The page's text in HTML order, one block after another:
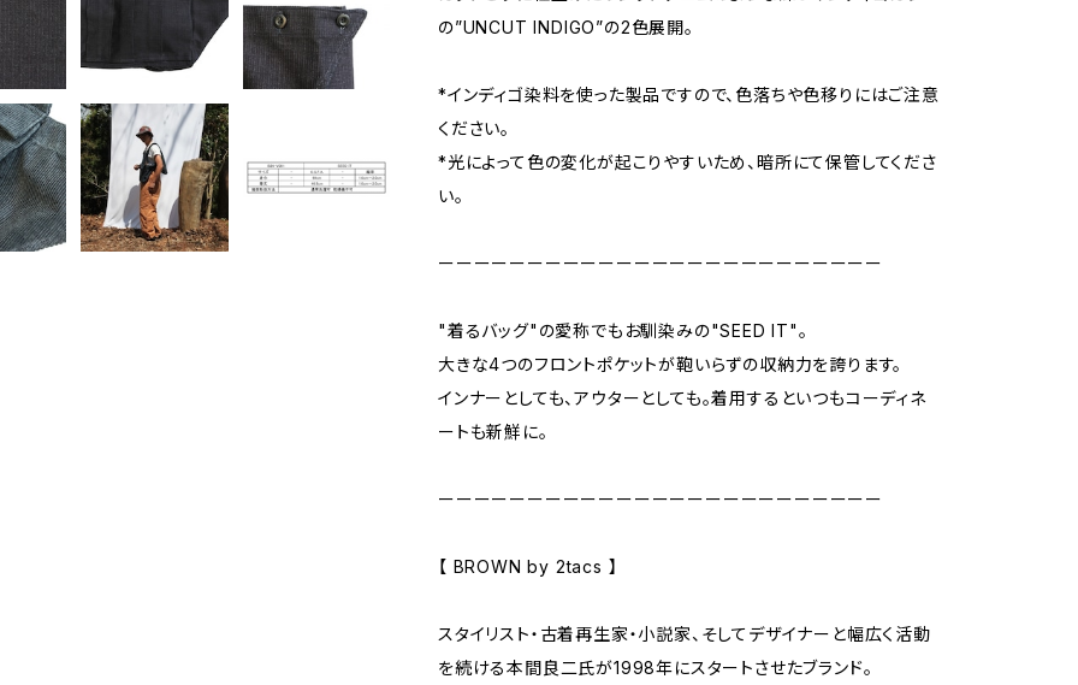
の”UNCUT INDIGO”の2色展開。
*インディゴ染料を使った製品ですので、色落ちや色移りにはご注意
ください。
*光によって色の変化が起こりやすいため、暗所にて保管してくださ
い。
ーーーーーーーーーーーーーーーーーーーーーーーーー
"着るバッグ"の愛称でもお馴染みの"SEED IT"。
大きな4つのフロントポケットが鞄いらずの収納力を誇ります。
インナーとしても、アウターとしても。着用するといつもコーディネ
ートも新鮮に。
ーーーーーーーーーーーーーーーーーーーーーーーーー
【 BROWN by 2tacs 】
スタイリスト・古着再生家・小説家、そしてデザイナーと幅広く活動
を続ける本間良二氏が1998年にスタートさせたブランド。